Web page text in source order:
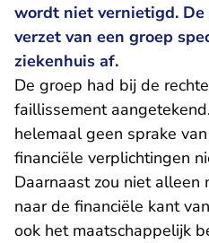
wordt niet vernietigd.
verzet van een groep
ziekenhuis af.
De groep had bij de
faillissement
helemaal geen sprake
financiële verplichtingen
Daarnaast zou niet alleen
naar de financiële kant
ook het maatschappelijk